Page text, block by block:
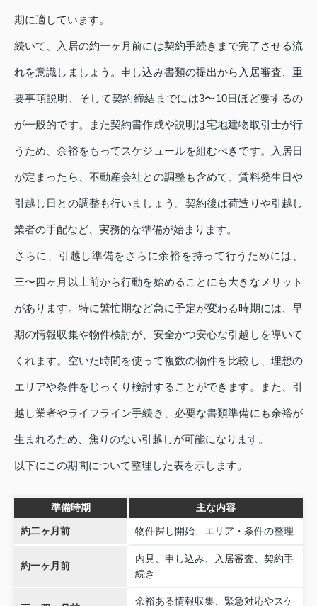
期に適しています。
続いて、入居の約一ヶ月前には契約手続きまで完了させる流
れを意識しましょう。申し込み書類の提出から入居審査、重
要事項説明、そして契約締結までには3〜10日ほど要するの
が一般的です。また契約書作成や説明は宅地建物取引士が行
うため、余裕をもってスケジュールを組むべきです。入居日
が定まったら、不動産会社との調整も含めて、賃料発生日や
引越し日との調整も行いましょう。契約後は荷造りや引越し
業者の手配など、実務的な準備が始まります。
さらに、引越し準備をさらに余裕を持って行うためには、
三〜四ヶ月以上前から行動を始めることにも大きなメリット
があります。特に繁忙期など急に予定が変わる時期には、早
期の情報収集や物件検討が、安全かつ安心な引越しを導いて
くれます。空いた時間を使って複数の物件を比較し、理想の
エリアや条件をじっくり検討することができます。また、引
越し業者やライフライン手続き、必要な書類準備にも余裕が
生まれるため、焦りのない引越しが可能になります。
以下にこの期間について整理した表を示します。
準備時期 主な内容
約二ヶ月前 物件探し開始、エリア・条件の整理
約一ヶ月前
内見、申し込み、入居審査、契約手
続き
余裕ある情報収集、緊急対応やスケ